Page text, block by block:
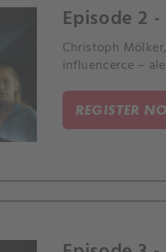
Episode 2
Christoph
influencerce –
REGISTER